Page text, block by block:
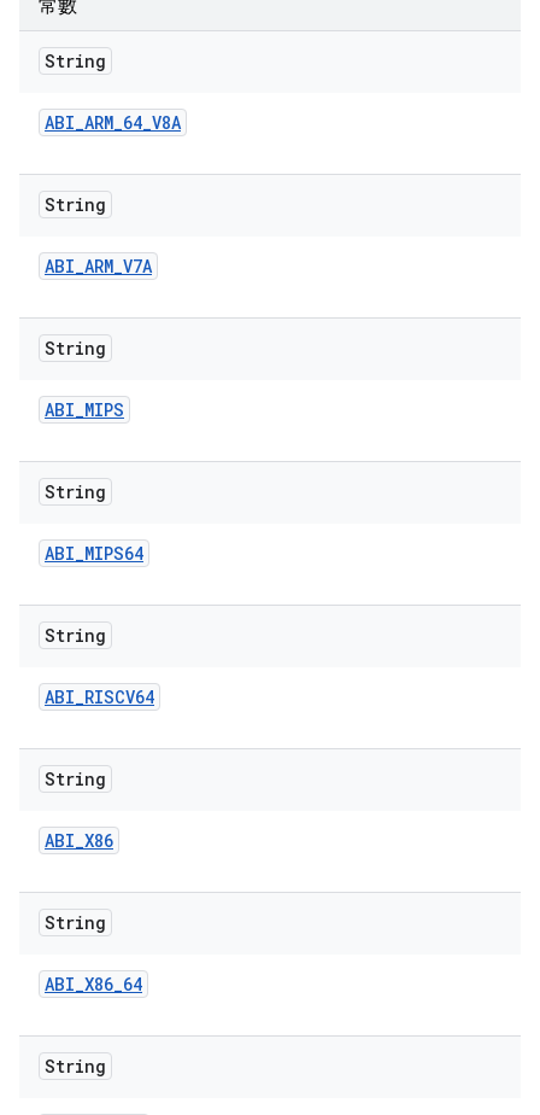
常數
String
ABI_ARM_64_V8A
String
ABI_ARM_V7A
String
ABI_MIPS
String
ABI_MIPS64
String
ABI_RISCV64
String
ABI_X86
String
ABI_X86_64
String